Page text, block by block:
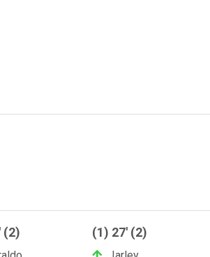
(2) (1) 27' (2)